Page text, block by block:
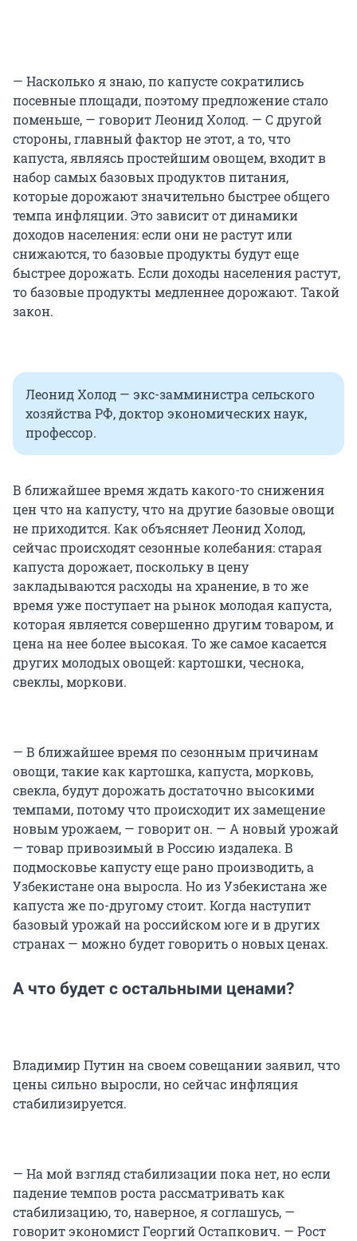
— Насколько я знаю, по капусте сократились
посевные площади, поэтому предложение стало
поменьше, — говорит Леонид Холод. — С другой
стороны, главный фактор не этот, а то, что
капуста, являясь простейшим овощем, входит в
набор самых базовых продуктов питания,
которые дорожают значительно быстрее общего
темпа инфляции. Это зависит от динамики
доходов населения: если они не растут или
снижаются, то базовые продукты будут еще
быстрее дорожать. Если доходы населения растут,
то базовые продукты медленнее дорожают. Такой
закон.
Леонид Холод — экс-замминистра сельского
хозяйства РФ, доктор экономических наук,
профессор.
В ближайшее время ждать какого-то снижения
цен что на капусту, что на другие базовые овощи
не приходится. Как объясняет Леонид Холод,
сейчас происходят сезонные колебания: старая
капуста дорожает, поскольку в цену
закладываются расходы на хранение, в то же
время уже поступает на рынок молодая капуста,
которая является совершенно другим товаром, и
цена на нее более высокая. То же самое касается
других молодых овощей: картошки, чеснока,
свеклы, моркови.
— В ближайшее время по сезонным причинам
овощи, такие как картошка, капуста, морковь,
свекла, будут дорожать достаточно высокими
темпами, потому что происходит их замещение
новым урожаем, — говорит он. — А новый урожай
— товар привозимый в Россию издалека. В
подмосковье капусту еще рано производить, а
Узбекистане она выросла. Но из Узбекистана же
капуста же по-другому стоит. Когда наступит
базовый урожай на российском юге и в других
странах — можно будет говорить о новых ценах.
А что будет с остальными ценами?
Владимир Путин на своем совещании заявил, что
цены сильно выросли, но сейчас инфляция
стабилизируется.
— На мой взгляд стабилизации пока нет, но если
падение темпов роста рассматривать как
стабилизацию, то, наверное, я соглашусь, —
говорит экономист Георгий Остапкович. — Рост